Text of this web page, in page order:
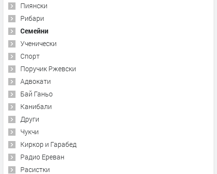
Пиянски
Рибари
Семейни
Ученически
Спорт
Поручик Ржевски
Адвокати
Бай Ганьо
Канибали
Други
Чукчи
Киркор и Гарабед
Радио Ереван
Расистки